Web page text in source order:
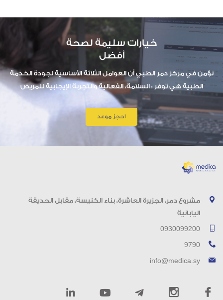
خيارات سليمة لصحة
أفضل
نؤمن في مركز دمر الطبي أن العوامل الثلاثة الأساسية لجودة الخدمة
الطبية هي توفر : السلامة، الفعالية والتجربة الإيجابية للمريض
احجز موعد
مشروع دمر، الجزيرة العاشرة، بناء الكنيسة، مقابل الحديقة
اليابانية
0930099200
9790
info@medica.sy